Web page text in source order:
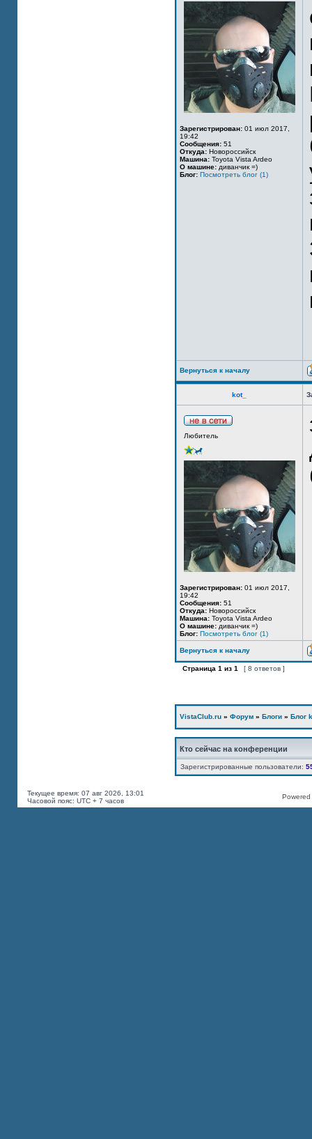
Зарегистрирован: 01 июл 2017,
19:42
Сообщения: 51
Откуда: Новороссийск
Машина: Toyota Vista Ardeo
О машине: диванчик =)
Блог: Посмотреть блог (1)
Вернуться к началу
kot_
Любитель
Зарегистрирован: 01 июл 2017,
19:42
Сообщения: 51
Откуда: Новороссийск
Машина: Toyota Vista Ardeo
О машине: диванчик =)
Блог: Посмотреть блог (1)
Вернуться к началу
Страница 1 из 1 [ 8 ответов ]
VistaClub.ru » Форум » Блоги » Блог
Кто сейчас на конференции
Зарегистрированные пользователи:
Текущее время: 07 авг 2026, 13:01
Часовой пояс: UTC + 7 часов